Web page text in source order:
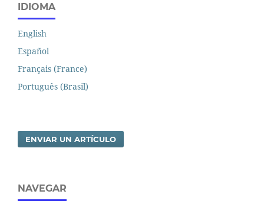
IDIOMA
English
Español
Français (France)
Português (Brasil)
ENVIAR UN ARTÍCULO
NAVEGAR